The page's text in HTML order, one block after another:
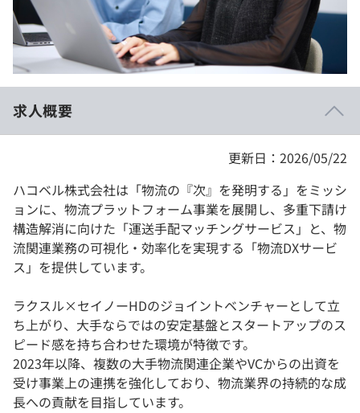
法人向けプラン
学校向けプラン
契約内容・クーポン
求人概要
更新日：2026/05/22
ハコベル株式会社は「物流の『次』を発明する」をミッシ
ョンに、物流プラットフォーム事業を展開し、多重下請け
構造解消に向けた「運送手配マッチングサービス」と、物
流関連業務の可視化・効率化を実現する「物流DXサービ
ス」を提供しています。
ラクスル×セイノーHDのジョイントベンチャーとして立
ち上がり、大手ならではの安定基盤とスタートアップのス
ピード感を持ち合わせた環境が特徴です。
2023年以降、複数の大手物流関連企業やVCからの出資を
受け事業上の連携を強化しており、物流業界の持続的な成
長への貢献を目指しています。